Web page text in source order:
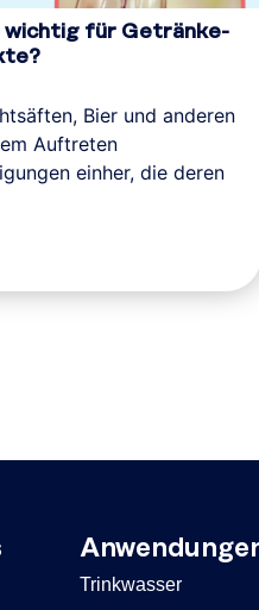
für Getränke-
Bier und anderen
Auftreten
einher, die deren
Trinkwasser